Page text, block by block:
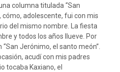
columna titulada “San
cómo, adolescente, fui con mis
del mismo nombre. La fiesta
y todos los años llueve. Por
Jerónimo, el santo meón”.
acudí con mis padres
tocaba Kaxiano, el